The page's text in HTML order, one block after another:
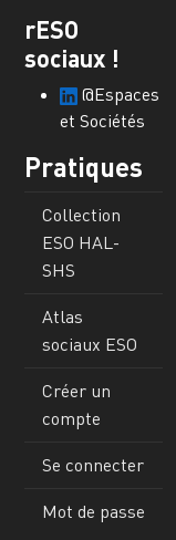
rESO
sociaux !
@Espaces
et Sociétés
Pratiques
Collection
ESO HAL-
SHS
Atlas
sociaux ESO
Créer un
compte
Se connecter
Mot de passe